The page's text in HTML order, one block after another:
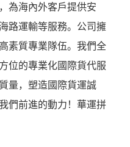
為海內外客戶提供安
路運輸等服務。公司擁
素質專業隊伍。我們全
位的專業化國際貨代服
量，塑造國際貨運誠
們前進的動力！華運拼